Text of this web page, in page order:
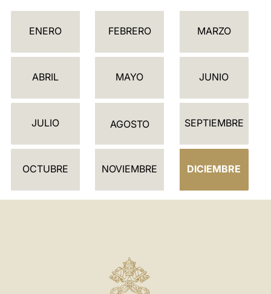
C
L
D
R
ENERO FEBRERO MARZO
ABRIL MAYO JUNIO
JULIO AGOSTO SEPTIEMBRE
OCTUBRE NOVIEMBRE DICIEMBRE